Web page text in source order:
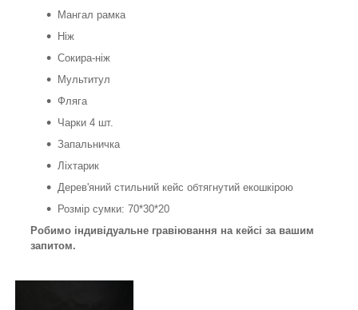
Мангал рамка
Ніж
Сокира-ніж
Мультитул
Фляга
Чарки 4 шт.
Запальничка
Ліхтарик
Дерев'яний стильний кейс обтягнутий екошкірою
Розмір сумки: 70*30*20
Робимо індивідуальне гравіювання на кейсі за вашим
запитом.